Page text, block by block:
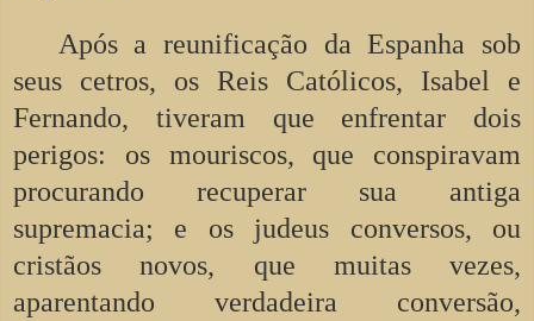
Após a reunificação da Espanha sob
seus cetros, os Reis Católicos, Isabel e
Fernando, tiveram que enfrentar dois
perigos: os mouriscos, que conspiravam
procurando recuperar sua antiga
supremacia; e os judeus conversos, ou
cristãos novos, que muitas vezes,
aparentando verdadeira conversão,